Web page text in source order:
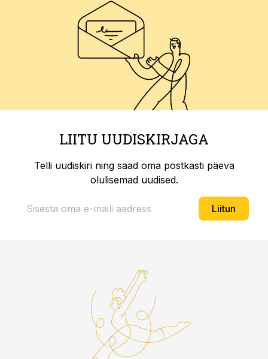
LIITU UUDISKIRJAGA
Telli uudiskiri ning saad oma postkasti päeva
olulisemad uudised.
Liitun